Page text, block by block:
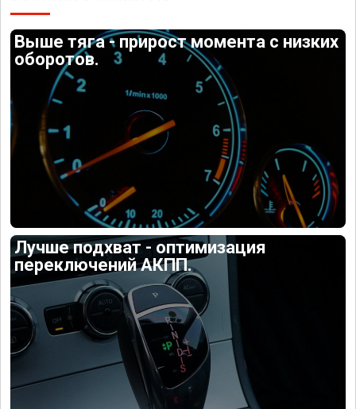
Выше тяга - прирост момента с низких
оборотов.
Лучше подхват - оптимизация
переключений АКПП.